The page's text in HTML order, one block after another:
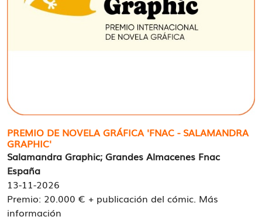
PREMIO DE NOVELA GRÁFICA 'FNAC - SALAMANDRA
GRAPHIC'
Salamandra Graphic; Grandes Almacenes Fnac
España
13-11-2026
Premio: 20.000 € + publicación del cómic. Más
información